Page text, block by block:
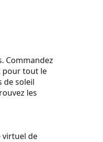
Commandez
pour tout le
de soleil
les
virtuel de